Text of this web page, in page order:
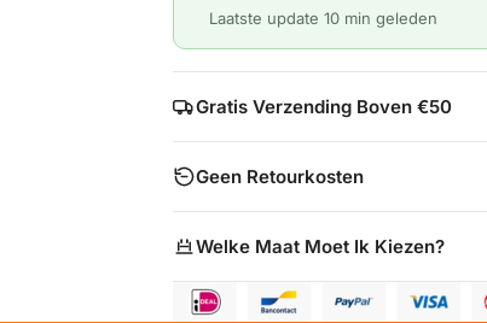
Laatste update 10 min geleden
Gratis Verzending Boven €50
Geen Retourkosten
Welke Maat Moet Ik Kiezen?